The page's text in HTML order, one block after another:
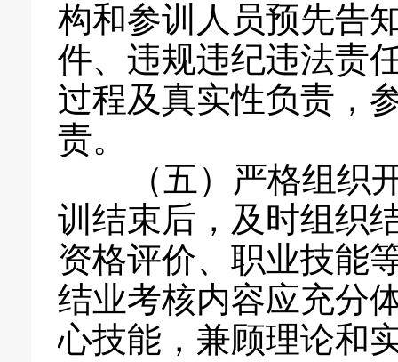
构和参训人员预先告
件、违规违纪违法责
过程及真实性负责，
责。
（五）严格组织开
训结束后，及时组织
资格评价、职业技能
结业考核内容应充分
心技能，兼顾理论和